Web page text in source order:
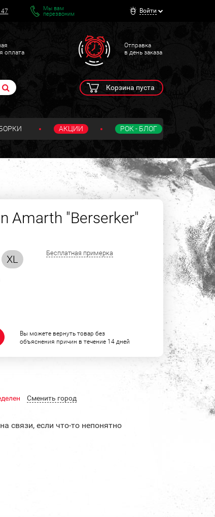
Мы вам
перезвоним
Войти
оплата
Отправка
в день заказа
Корзина пуста
АКЦИИ РОК - БЛОГ
Amarth "Berserker"
XL
Бесплатная примерка
Вы можете вернуть товар без
объяснения причин в течение 14 дней
Cменить город
связи, если что-то непонятно